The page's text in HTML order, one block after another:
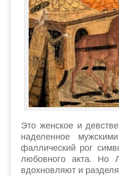
Это женское и
наделенное
фаллический рог
любовного акта. Но
вдохновляют и